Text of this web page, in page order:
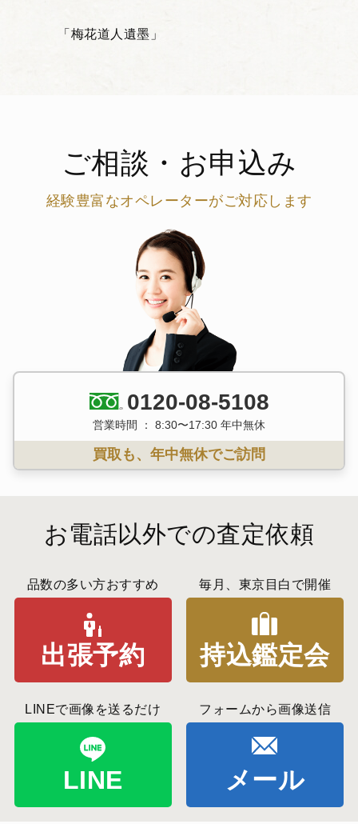
「梅花道人遺墨」
ご相談・お申込み
経験豊富なオペレーターがご対応します
0120-08-5108
営業時間 ： 8:30〜17:30 年中無休
買取も、年中無休でご訪問
お電話以外での査定依頼
品数の多い方おすすめ
出張予約
毎月、東京目白で開催
持込鑑定会
LINEで画像を送るだけ
LINE
フォームから画像送信
メール